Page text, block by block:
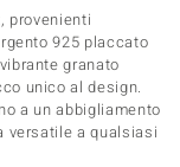
provenienti
925 placcato
granato
unico al design.
a un abbigliamento
versatile a qualsiasi